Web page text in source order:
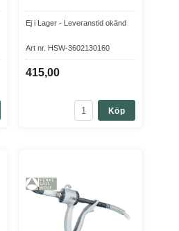
Ej i Lager - Leveranstid okänd
Art nr. HSW-3602130160
415,00
Köp